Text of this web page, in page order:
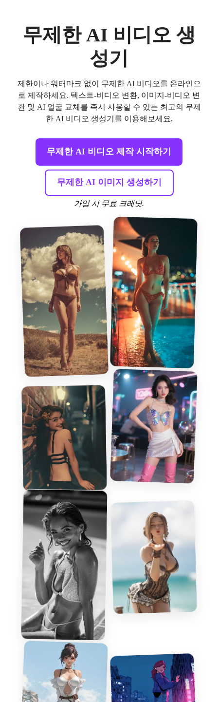
무제한 AI 비디오 생
성기
제한이나 워터마크 없이 무제한 AI 비디오를 온라인으
로 제작하세요. 텍스트-비디오 변환, 이미지-비디오 변
환 및 AI 얼굴 교체를 즉시 사용할 수 있는 최고의 무제
한 AI 비디오 생성기를 이용해보세요.
무제한 AI 비디오 제작 시작하기
무제한 AI 이미지 생성하기
가입 시 무료 크레딧.